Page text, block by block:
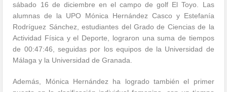
sábado 16 de diciembre en el campo de golf El Toyo. Las
alumnas de la UPO Mónica Hernández Casco y Estefanía
Rodríguez Sánchez, estudiantes del Grado de Ciencias de la
Actividad Física y el Deporte, lograron una suma de tiempos
de 00:47:46, seguidas por los equipos de la Universidad de
Málaga y la Universidad de Granada.
Además, Mónica Hernández ha logrado también el primer